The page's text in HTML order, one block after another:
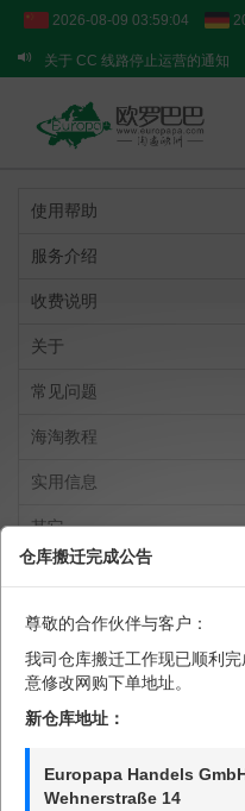
2026-08-09 03:59:04
关于 CC 线路停止运营的通知
关于 BPOST 线路的临时提醒
使用帮助
服务介绍
收费说明
关于
常见问题
海淘教程
实用信息
其它
文章 海淘教程 德国Humaneo
德国Humaneo奶粉
欧罗巴巴
发布于 2016-07-05 00:00
温馨提示： Humaneo是德国生
仓库搬迁完成公告
尊敬的合作伙伴与客户：
我司仓库搬迁工作现已顺利
意修改网购下单地址。
新仓库地址：
Europapa Handels
Wehnerstraße 14